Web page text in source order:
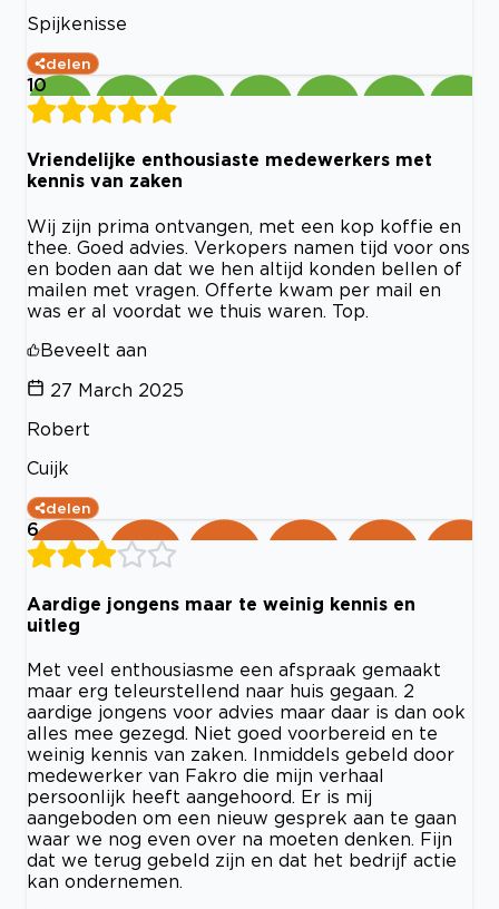
Spijkenisse
delen
10
Vriendelijke enthousiaste medewerkers met
kennis van zaken
Wij zijn prima ontvangen, met een kop koffie en
thee. Goed advies. Verkopers namen tijd voor ons
en boden aan dat we hen altijd konden bellen of
mailen met vragen. Offerte kwam per mail en
was er al voordat we thuis waren. Top.
Beveelt aan
27 March 2025
Robert
Cuijk
delen
6
Aardige jongens maar te weinig kennis en
uitleg
Met veel enthousiasme een afspraak gemaakt
maar erg teleurstellend naar huis gegaan. 2
aardige jongens voor advies maar daar is dan ook
alles mee gezegd. Niet goed voorbereid en te
weinig kennis van zaken. Inmiddels gebeld door
medewerker van Fakro die mijn verhaal
persoonlijk heeft aangehoord. Er is mij
aangeboden om een nieuw gesprek aan te gaan
waar we nog even over na moeten denken. Fijn
dat we terug gebeld zijn en dat het bedrijf actie
kan ondernemen.